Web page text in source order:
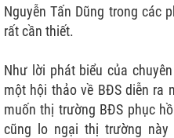
Nguyễn Tấn Dũng trong các
rất cần thiết.
Như lời phát biểu của
một hội thảo về BĐS diễn ra
muốn thị trường BĐS phục
cũng lo ngại thị trường